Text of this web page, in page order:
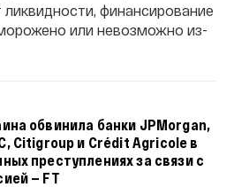
финансирование
или невозможно из-
обвинила банки JPMorgan,
Citigroup и Crédit Agricole в
преступлениях за связи с
— FT